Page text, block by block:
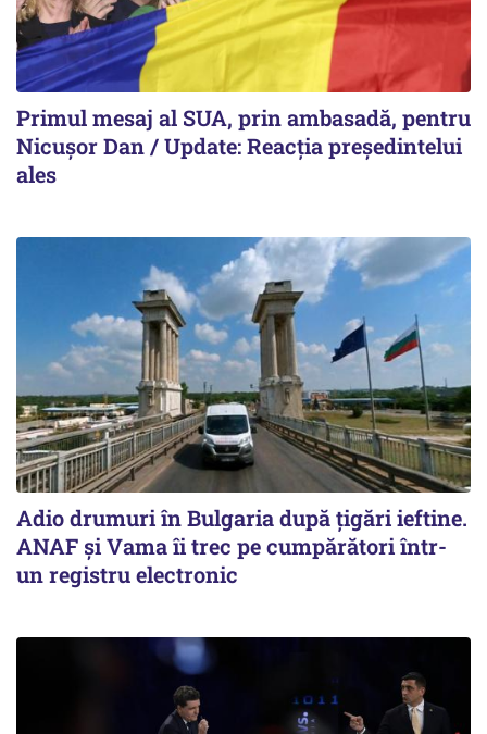
Primul mesaj al SUA, prin ambasadă, pentru
Nicușor Dan / Update: Reacția președintelui
ales
Adio drumuri în Bulgaria după țigări ieftine.
ANAF și Vama îi trec pe cumpărători într-
un registru electronic